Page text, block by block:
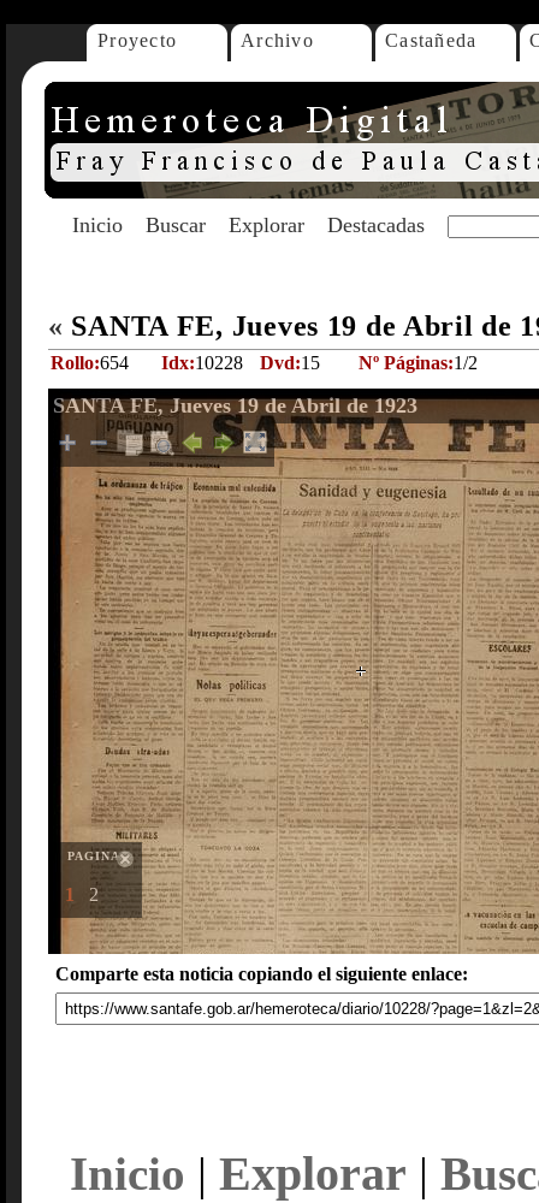
Proyecto Archivo Castañeda
Inicio Buscar Explorar Destacadas
« SANTA FE, Jueves 19 de Abril de
Rollo:654 Idx:10228 Dvd:15 Nº Páginas:1/2
SANTA FE, Jueves 19 de Abril de 1923
PAGINAS
1 2
Comparte esta noticia copiando el siguiente enlace:
Inicio | Explorar |